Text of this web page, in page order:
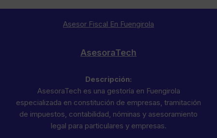
Asesor Fiscal En Fuengirola
AsesoraTech
Descripción:
AsesoraTech es una gestoría en Fuengirola
especializada en constitución de empresas, tramitación
de impuestos, contabilidad, nóminas y asesoramiento
legal para particulares y empresas.